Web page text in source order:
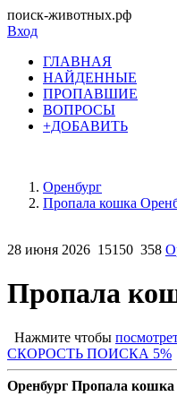
поиск-животных.рф
Вход
ГЛАВНАЯ
НАЙДЕННЫЕ
ПРОПАВШИЕ
ВОПРОСЫ
+ДОБАВИТЬ
Оренбург
Пропала кошка
28 июня 2026 15150 358
Пропала
Нажмите чтобы
СКОРОСТЬ ПОИСКА 5%
Оренбург Пропала кошка